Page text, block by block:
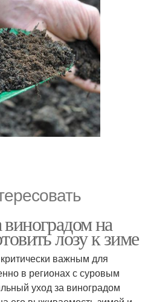
на
лозу к зиме
важным для
в регионах с суровым
уход за виноградом